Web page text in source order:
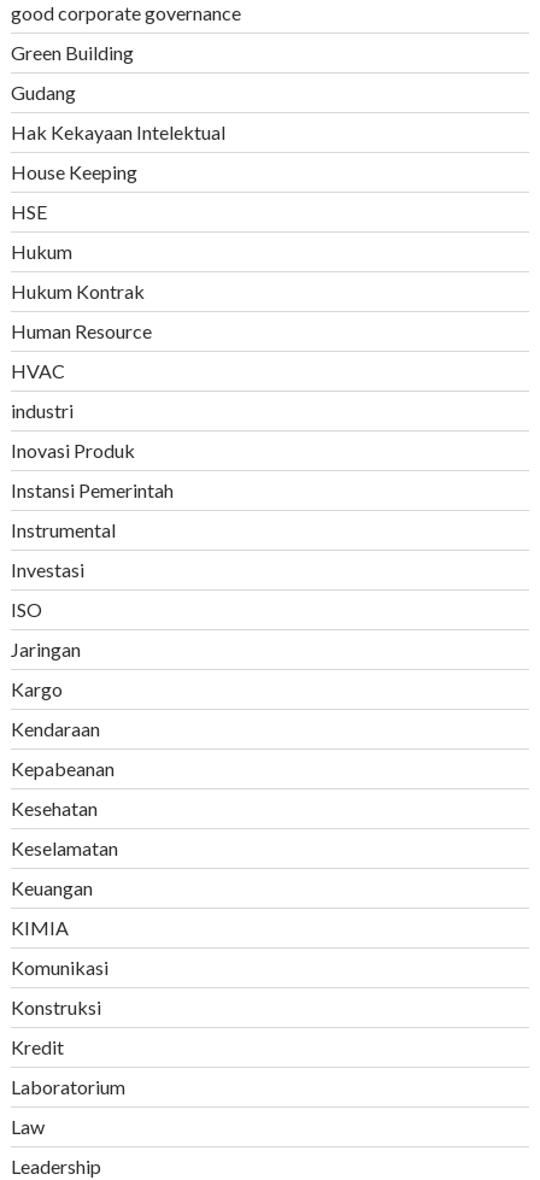
good corporate governance
Green Building
Gudang
Hak Kekayaan Intelektual
House Keeping
HSE
Hukum
Hukum Kontrak
Human Resource
HVAC
industri
Inovasi Produk
Instansi Pemerintah
Instrumental
Investasi
ISO
Jaringan
Kargo
Kendaraan
Kepabeanan
Kesehatan
Keselamatan
Keuangan
KIMIA
Komunikasi
Konstruksi
Kredit
Laboratorium
Law
Leadership